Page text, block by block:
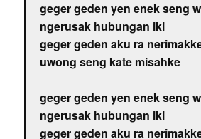
geger geden yen enek seng
ngerusak hubungan iki
geger geden aku ra
uwong seng kate misahke
geger geden yen enek seng
ngerusak hubungan iki
geger geden aku ra